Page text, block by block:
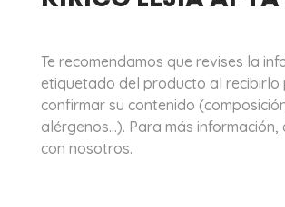
Te recomendamos que revises la
etiquetado del producto al recibirlo
confirmar su contenido
alérgenos…). Para más información,
con nosotros.